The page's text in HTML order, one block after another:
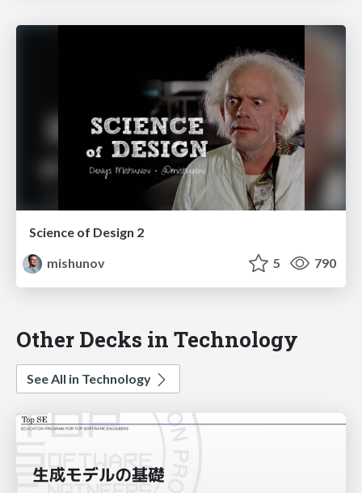
Science of Design 2
mishunov
5 790
Other Decks in Technology
See All in Technology